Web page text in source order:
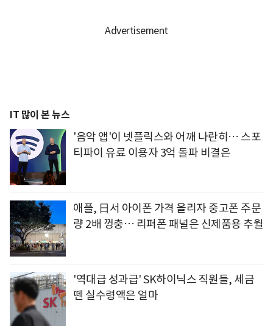
IT 많이 본 뉴스
'음악 앱'이 넷플릭스와 어깨 나란히… 스포
티파이 유료 이용자 3억 돌파 비결은
애플, 日서 아이폰 가격 올리자 중고폰 주문
량 2배 껑충… 리퍼폰 패널은 신제품용 추월
'역대급 성과급' SK하이닉스 직원들, 세금
뗀 실수령액은 얼마